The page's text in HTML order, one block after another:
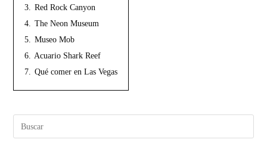
3.
Red Rock Canyon
4.
The Neon Museum
5.
Museo Mob
6.
Acuario Shark Reef
7.
Qué comer en Las Vegas